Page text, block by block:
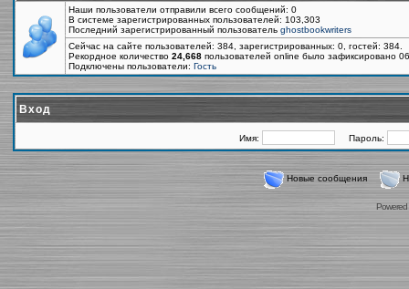
Наши пользователи отправили всего сообщений: 0
В системе зарегистрированных пользователей: 103,303
Последний зарегистрированный пользователь ghostbookwriters
Сейчас на сайте пользователей: 384, зарегистрированных: 0, гостей:
Рекордное количество 24,668 пользователей online было зафиксировано
Подключены пользователи: Гость
Вход
Имя: Пароль:
Новые сообщения